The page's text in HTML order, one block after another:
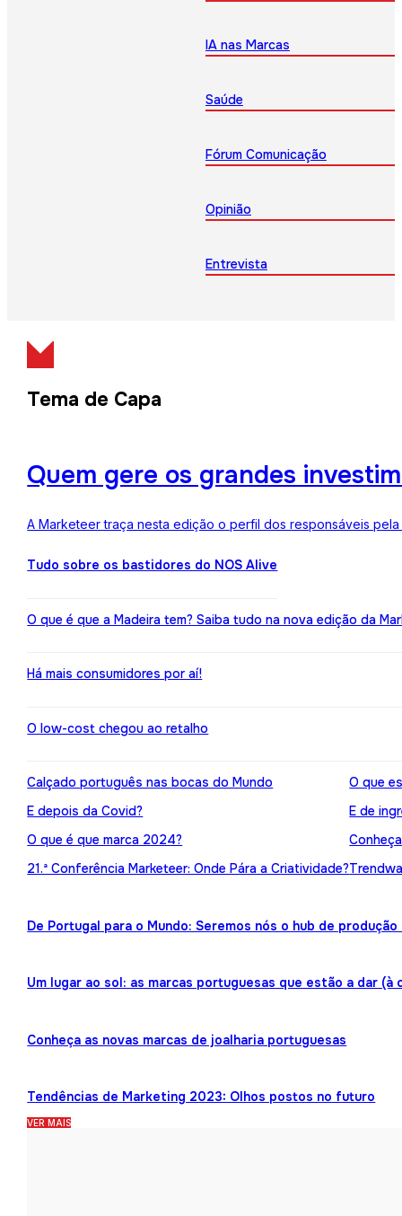
IA nas Marcas
Saúde
Fórum Comunicação
Opinião
Entrevista
Tema de Capa
Quem gere os grandes
A Marketeer traça nesta edição o perfil dos responsáveis
Tudo sobre os bastidores do NOS Alive
O que é que a Madeira tem? Saiba tudo na nova edição da
Há mais consumidores por aí!
O low-cost chegou ao retalho
Calçado português nas bocas do Mundo
E depois da Covid?
O que é que marca 2024?
21.ª Conferência Marketeer: Onde Pára a Criatividade?
O que
E de
De Portugal para o Mundo: Seremos nós o hub de
Um lugar ao sol: as marcas portuguesas que estão a dar (à
Conheça as novas marcas de joalharia portuguesas
Tendências de Marketing 2023: Olhos postos no futuro
VER MAIS